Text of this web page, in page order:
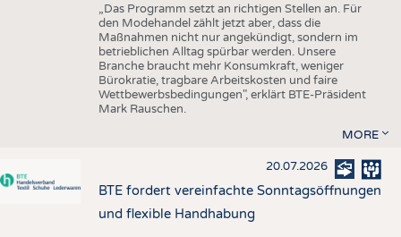
„Das Programm setzt an richtigen Stellen an. Für
den Modehandel zählt jetzt aber, dass die
Maßnahmen nicht nur angekündigt, sondern im
betrieblichen Alltag spürbar werden. Unsere
Branche braucht mehr Konsumkraft, weniger
Bürokratie, tragbare Arbeitskosten und faire
Wettbewerbsbedingungen", erklärt BTE-Präsident
Mark Rauschen.
MORE
20.07.2026
BTE fordert vereinfachte Sonntagsöffnungen
und flexible Handhabung